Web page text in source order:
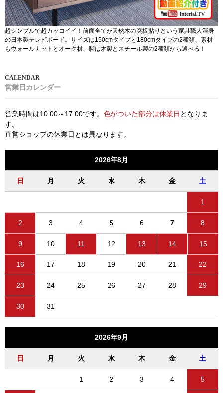
超シンプルで超カッコイイ！前面全てが天然木の突板貼りという家具職人渾身
の日本製テレビボード。サイズは150cmタイプと180cmタイプの2種類、素材
もウォールナットとオーク材、脚は木製とスチール製の2種類から選べる！
営業日カレンダー
営業時間は10:00～17:00です。 色がついた部分は休業日 となりま
す。
直営ショップの休業日とは異なります。
2026年8月
日 月 火 水 木 金 土
1
2 3 4 5 6 7 8
9 10 11 12 13 14 15
16 17 18 19 20 21 22
23 24 25 26 27 28 29
30 31
2026年9月
日 月 火 水 木 金 土
1 2 3 4 5